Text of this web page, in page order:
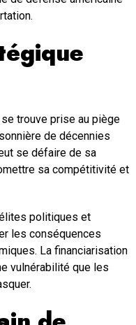
trouve prise au piège
de décennies
se défaire de sa
sa compétitivité et
politiques et
les conséquences
La financiarisation
vulnérabilité que les